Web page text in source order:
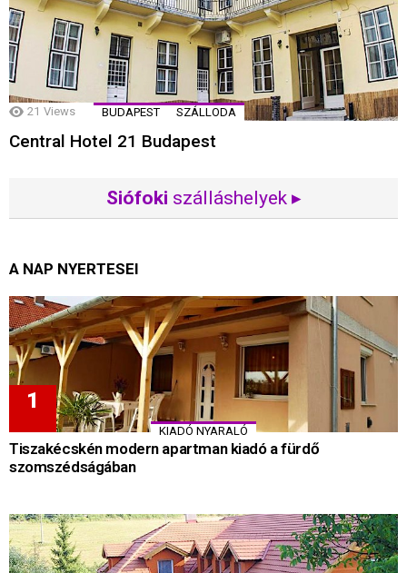
21 Views BUDAPEST SZÁLLODA
Central Hotel 21 Budapest
Siófoki szálláshelyek ▸
A NAP NYERTESEI
KIADÓ NYARALÓ
Tiszakécskén modern apartman kiadó a fürdő
szomszédságában